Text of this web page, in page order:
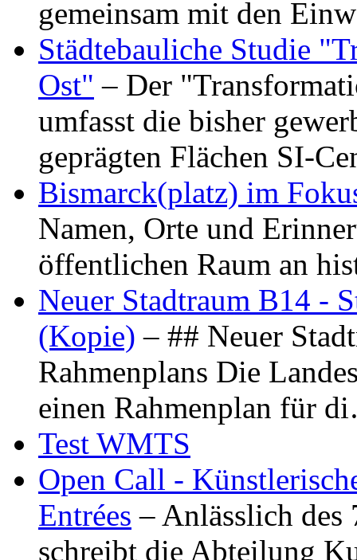
gemeinsam mit den
Städtebauliche Studie
Ost" – Der
umfasst die bisher
geprägten Flächen SI-
Bismarck(platz) im
Namen, Orte und
öffentlichen Raum an
Neuer Stadtraum B14 -
(Kopie) – ## Neuer
Rahmenplans Die
einen Rahmenplan für
Test WMTS
Open Call -
Entrées – Anlässlich
schreibt die Abteilung